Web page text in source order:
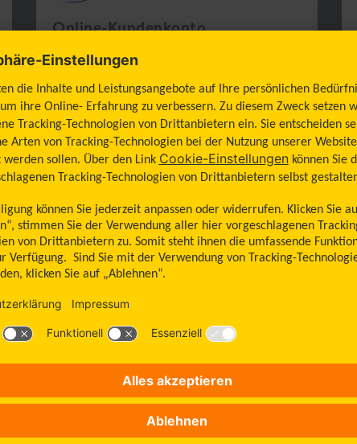
Online-Kundenkonto
Sie sind Bestandskund:in, haben aber
noch kein Online-Kundenkonto?
Online-Zugang einrichten
ist aufgetreten